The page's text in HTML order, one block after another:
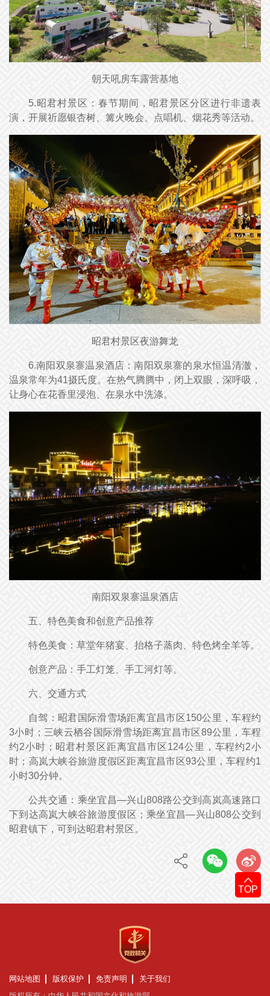
TOP
朝天吼房车露营基地
5.昭君村景区：春节期间，昭君景区分区进行非遗表
演，开展祈愿银杏树、篝火晚会、点唱机、烟花秀等活动。
昭君村景区夜游舞龙
6.南阳双泉寨温泉酒店：南阳双泉寨的泉水恒温清澈，
温泉常年为41摄氏度。在热气腾腾中，闭上双眼，深呼吸，
让身心在花香里浸泡、在泉水中洗涤。
南阳双泉寨温泉酒店
五、特色美食和创意产品推荐
特色美食：草堂年猪宴、抬格子蒸肉、特色烤全羊等。
创意产品：手工灯笼、手工河灯等。
六、交通方式
自驾：昭君国际滑雪场距离宜昌市区150公里，车程约
3小时；三峡云栖谷国际滑雪场距离宜昌市区89公里，车程
约2小时；昭君村景区距离宜昌市区124公里，车程约2小
时；高岚大峡谷旅游度假区距离宜昌市区93公里，车程约1
小时30分钟。
公共交通：乘坐宜昌—兴山808路公交到高岚高速路口
下到达高岚大峡谷旅游度假区；乘坐宜昌—兴山808公交到
昭君镇下，可到达昭君村景区。
网站地图 版权保护 免责声明
关于我们